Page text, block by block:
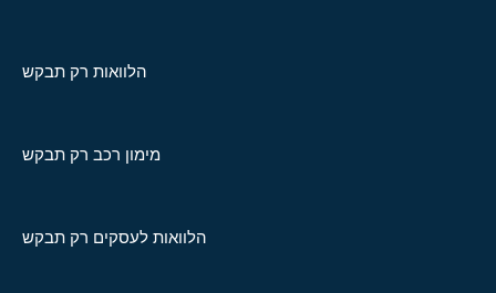
הלוואות רק תבקש
מימון רכב רק תבקש
הלוואות לעסקים רק תבקש